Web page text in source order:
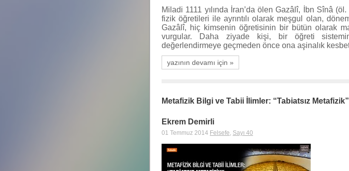
Miladi 1111 yılında İran’da ölen Gazâlî, İbn Sînâ
fizik öğretileri ile ayrıntılı olarak meşgul olan,
Gazâlî, hiç kimsenin öğretisinin bir bütün olarak
vurgular. Daha ziyade kişi, bir öğreti
değerlendirmeye geçmeden önce ona aşinalık
yazının devamı için »
Metafizik Bilgi ve Tabii İlimler: “Tabiatsız Metafizik”
Ekrem Demirli
01 Temmuz 2014 Felsefe, Sayı 40